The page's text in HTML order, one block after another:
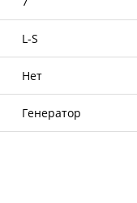
L-S
Нет
Генератор